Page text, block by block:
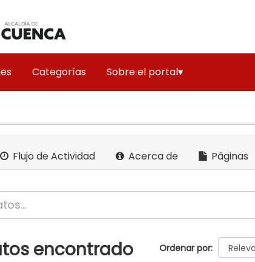
Categorías Sobre el portal▾
Flujo de Actividad Acerca de Páginas
Ordenar por
encontrado